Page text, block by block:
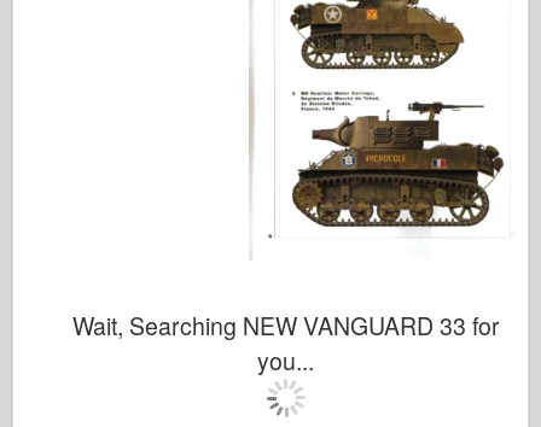
Wait, Searching NEW VANGUARD 33 for
you...